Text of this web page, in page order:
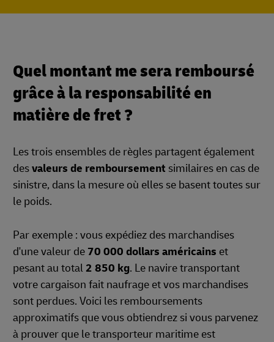
Quel montant me sera remboursé
grâce à la responsabilité en
matière de fret ?
Les trois ensembles de règles partagent également
desvaleurs de remboursement similaires en cas de
sinistre, dans la mesure où elles se basent toutes sur
le poids.
Par exemple : vous expédiez des marchandises
d'une valeur de 70 000 dollars américains et
pesant au total 2 850 kg. Le navire transportant
votre cargaison fait naufrage et vos marchandises
sont perdues. Voici les remboursements
approximatifs que vous obtiendrez si vous parvenez
à prouver que le transporteur maritime est